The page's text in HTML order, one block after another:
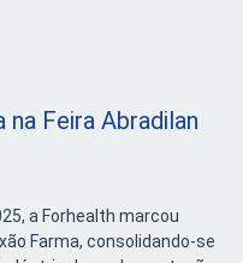
Feira Abradilan
a Forhealth marcou
Farma, consolidando-se